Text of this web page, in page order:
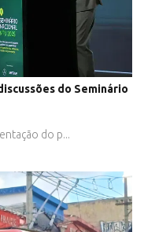
do Seminário
do p...